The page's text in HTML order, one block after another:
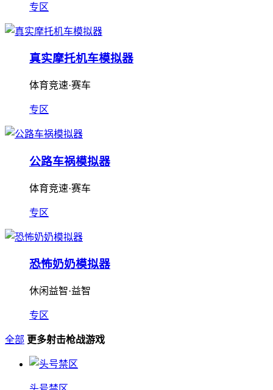
专区
真实摩托机车模拟器
体育竞速·赛车
专区
公路车祸模拟器
体育竞速·赛车
专区
恐怖奶奶模拟器
休闲益智·益智
专区
全部 更多射击枪战游戏